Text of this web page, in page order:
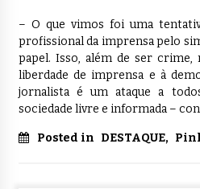
– O que vimos foi uma
profissional da imprensa pelo
papel. Isso, além de ser crime,
liberdade de imprensa e à
jornalista é um ataque a
sociedade livre e informada –
Posted in DESTAQUE,